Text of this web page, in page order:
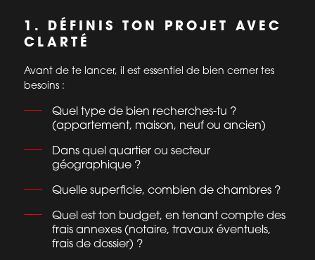
1. DÉFINIS TON PROJET AVEC
CLARTÉ
Avant de te lancer, il est essentiel de bien cerner tes
besoins :
Quel type de bien recherches-tu ?
(appartement, maison, neuf ou ancien)
Dans quel quartier ou secteur
géographique ?
Quelle superficie, combien de chambres ?
Quel est ton budget, en tenant compte des
frais annexes (notaire, travaux éventuels,
frais de dossier) ?